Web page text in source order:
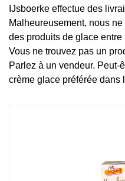
IJsboerke effectue des
Malheureusement, nous
des produits de glace
Vous ne trouvez pas un
Parlez à un vendeur. Peut-
crème glace préférée dans